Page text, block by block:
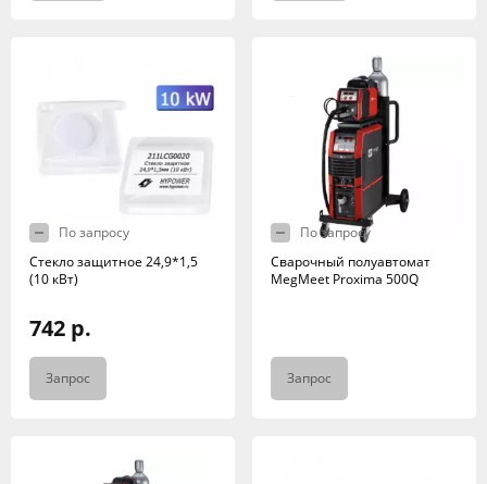
По запросу
Стекло защитное 24,9*1,5
(10 кВт)
742 р.
Запрос
По запросу
Сварочный полуавтомат
MegMeet Proxima 500Q
Запрос